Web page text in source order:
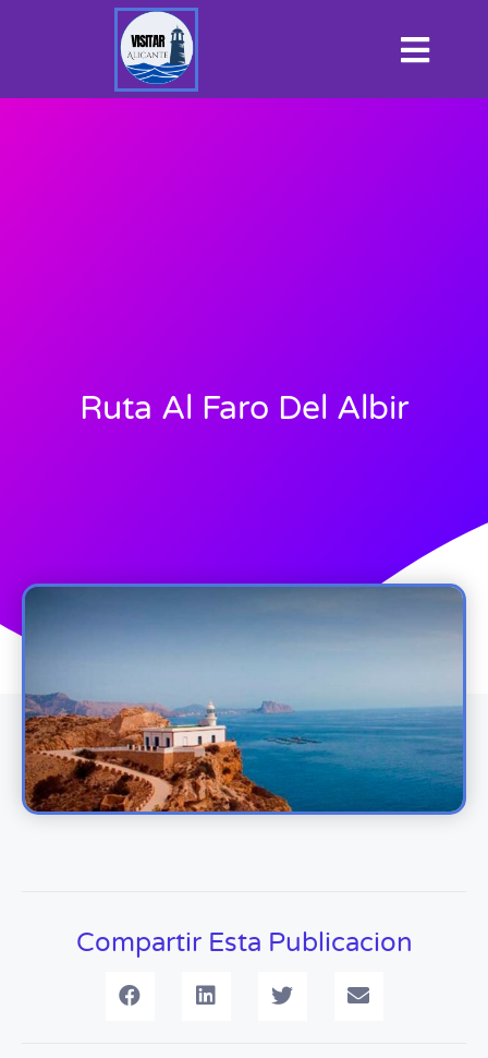
Ruta Al Faro Del Albir
Compartir Esta Publicacion